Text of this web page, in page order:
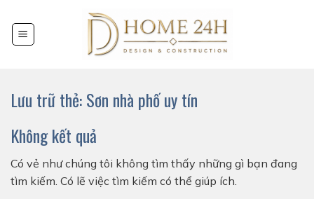
đến
nội
Lưu trữ thẻ:Sơn nhà phố uy tín
Không kết quả
Có vẻ như chúng tôi không tìm thấy những gì bạn đang
tìm kiếm. Có lẽ việc tìm kiếm có thể giúp ích.